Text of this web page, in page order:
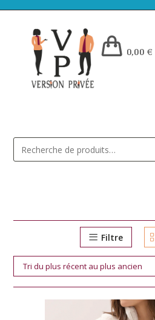
0,00 €
Filtre
Tri du plus récent au plus ancien